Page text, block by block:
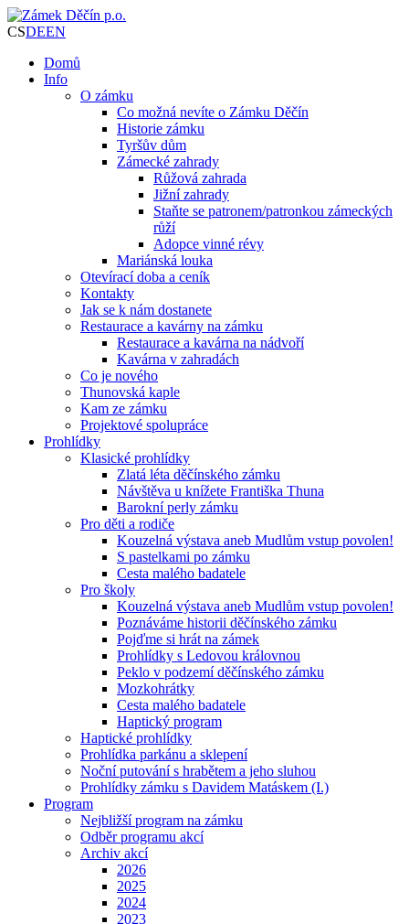
CSDEEN
Domů
Info
O zámku
Co možná nevíte o Zámku Děčín
Historie zámku
Tyršův dům
Zámecké zahrady
Růžová zahrada
Jižní zahrady
Staňte se patronem/patronkou zámeckých
růží
Adopce vinné révy
Mariánská louka
Otevírací doba a ceník
Kontakty
Jak se k nám dostanete
Restaurace a kavárny na zámku
Restaurace a kavárna na nádvoří
Kavárna v zahradách
Co je nového
Thunovská kaple
Kam ze zámku
Projektové spolupráce
Prohlídky
Klasické prohlídky
Zlatá léta děčínského zámku
Návštěva u knížete Františka Thuna
Barokní perly zámku
Pro děti a rodiče
Kouzelná výstava aneb Mudlům vstup povolen!
S pastelkami po zámku
Cesta malého badatele
Pro školy
Kouzelná výstava aneb Mudlům vstup povolen!
Poznáváme historii děčínského zámku
Pojďme si hrát na zámek
Prohlídky s Ledovou královnou
Peklo v podzemí děčínského zámku
Mozkohrátky
Cesta malého badatele
Haptický program
Haptické prohlídky
Prohlídka parkánu a sklepení
Noční putování s hrabětem a jeho sluhou
Prohlídky zámku s Davidem Matáskem (I.)
Program
Nejbližší program na zámku
Odběr programu akcí
Archiv akcí
2026
2025
2024
2023